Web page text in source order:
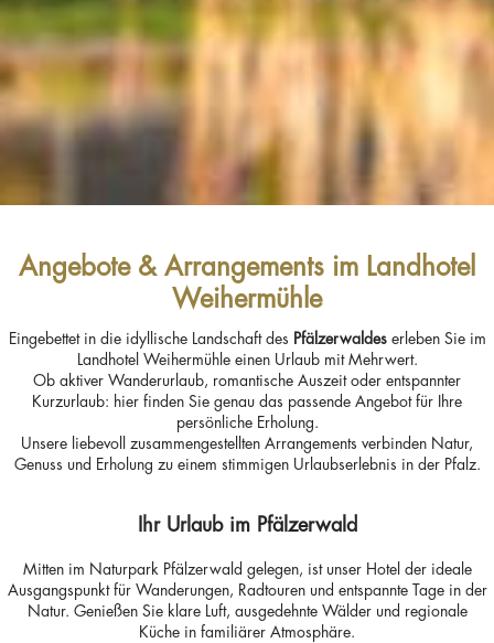
Angebote & Arrangements im Landhotel
Weihermühle
Eingebettet in die idyllische Landschaft des Pfälzerwaldeserleben Sie im
Landhotel Weihermühle einen Urlaub mit Mehrwert.
Ob aktiver Wanderurlaub, romantische Auszeit oder entspannter
Kurzurlaub: hier finden Sie genau das passende Angebot für Ihre
persönliche Erholung.
Unsere liebevoll zusammengestellten Arrangements verbinden Natur,
Genuss und Erholung zu einem stimmigen Urlaubserlebnis in der Pfalz.
Ihr Urlaub im Pfälzerwald
Mitten im Naturpark Pfälzerwald gelegen, ist unser Hotel der ideale
Ausgangspunkt für Wanderungen, Radtouren und entspannte Tage in der
Natur. Genießen Sie klare Luft, ausgedehnte Wälder und regionale
Küche in familiärer Atmosphäre.